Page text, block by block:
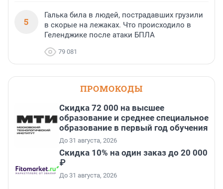
5
Галька била в людей, пострадавших грузили
в скорые на лежаках. Что происходило в
Геленджике после атаки БПЛА
79 081
ПРОМОКОДЫ
Скидка 72 000 на высшее
образование и среднее специальное
образование в первый год обучения
До 31 августа, 2026
Скидка 10% на один заказ до 20 000
₽
До 31 августа, 2026